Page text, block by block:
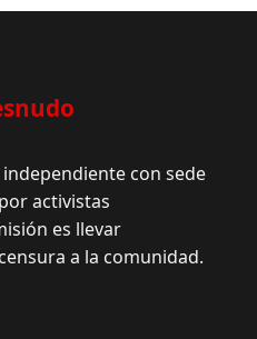
con sede
activistas
es llevar
a la comunidad.